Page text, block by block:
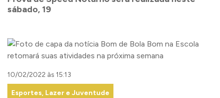
sábado, 19
10/02/2022 às 15:13
Esportes, Lazer e Juventude